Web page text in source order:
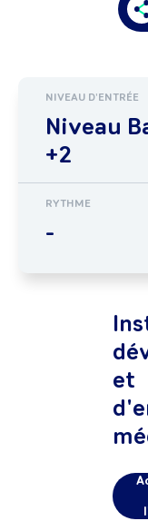
NIVEAU D'ENTRÉE
Niveau
+2
RYTHME
-
et